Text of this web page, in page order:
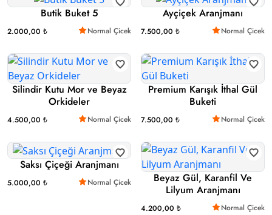
Butik Buket 5
2.000,00 ₺ Normal Çicek
Ayçiçek Aranjmanı
7.500,00 ₺ Normal Çicek
Silindir Kutu Mor ve Beyaz
Orkideler
4.500,00 ₺ Normal Çicek
Premium Karışık İthal Gül
Buketi
7.500,00 ₺ Normal Çicek
Saksı Çiçeği Aranjmanı
5.000,00 ₺ Normal Çicek
Beyaz Gül, Karanfil Ve
Lilyum Aranjmanı
4.200,00 ₺ Normal Çicek